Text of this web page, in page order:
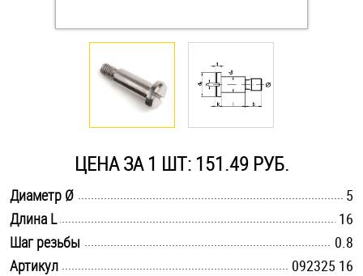
Саморезы и шурупы
Стопорные кольца
Такелаж
Хомуты
Шайбы
ЦЕНА ЗА 1 ШТ: 151.49 РУБ.
Диаметр Ø
5
Длина L
16
Шаг резьбы
0.8
Артикул
092325 16